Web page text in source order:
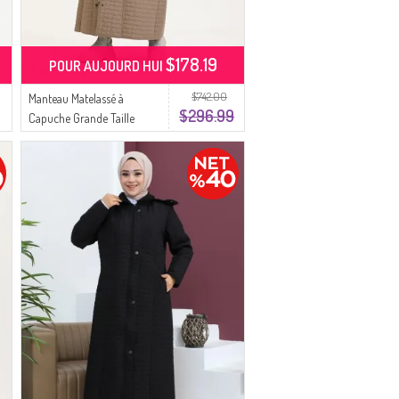
$742.00
$296.99
Manteau Matelassé à
Capuche Grande Taille
6134-03 Vison
POUR AUJOURD HUI $178.19